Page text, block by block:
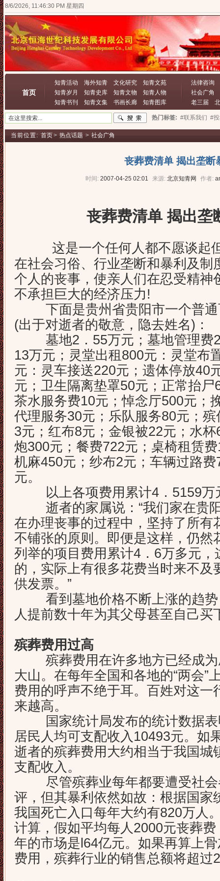
8/6/2026, 11:46:31 PM 星期四
首页
知青活动 海外知青 文化研究
知青文苑
知青岁月
知青史库 知青文物
知青人物
知青书刊
知青文集 书画长廊 知青图库
法律咨询
社会广角
老三届
热门标签: #联系我们 #
当前位置: 首页> 热点话题 > 社会广角
丧葬费清单 揭出垄断
时间: 2007-04-25 02:01 来源: 北京知青网 作者:
丧葬费清单 揭出垄
这是一个任何人都不愿谈起
在社会习俗、行业垄断和暴利及制
个人的丧事，使亲人们在忍受精神
不承担巨大的经济压力!
下面是贵州省贵阳市一个普通
(出于对逝者的敬意，隐去姓名)：
墓地2．55万元；墓地管理费
13万元；灵堂出租800元：灵堂布
元：灵车接送220元；遗体停放40
元；卫生隔离垫罩50元；正常抬
茶水服务费10元；悼念厅500元；
代理服务30元；乐队服务80元；
3元；红布8元；金银被22元；水
炮300元；餐费722元；桌椅租赁
机麻450元；纱布2元；车辆过路
元。
以上各项费用累计4．5159万
逝者的家属说：“我们家在贵阳
在办理丧事的过程中，坚持了所有
不铺张的原则。即便是这样，仍然
列举的项目费用累计4．6万多元
的，实际上有很多花费当时来不及
供发票。”
看到墓地价格不断上涨的趋势
人提前数十年为其父母甚至自己买
殡葬费用过高
殡葬费用在许多地方已经成为
大山。在每年全国和各地的“两会”
费用的呼声不绝于耳。百姓对这一
来越高。
国家统计局发布的统计数据表
居民人均可支配收入10493元。如
逝者的殡葬费用大约相当于我国城
支配收入。
尽管殡葬业每年都要遭受社会
评，但其暴利依然如故：根据国家
我国死亡入口每年大约有820万人
计算，假如平均每人2000元丧葬
年的市场是l64亿元。如果再算上
费用，殡葬行业的销售总额将超过